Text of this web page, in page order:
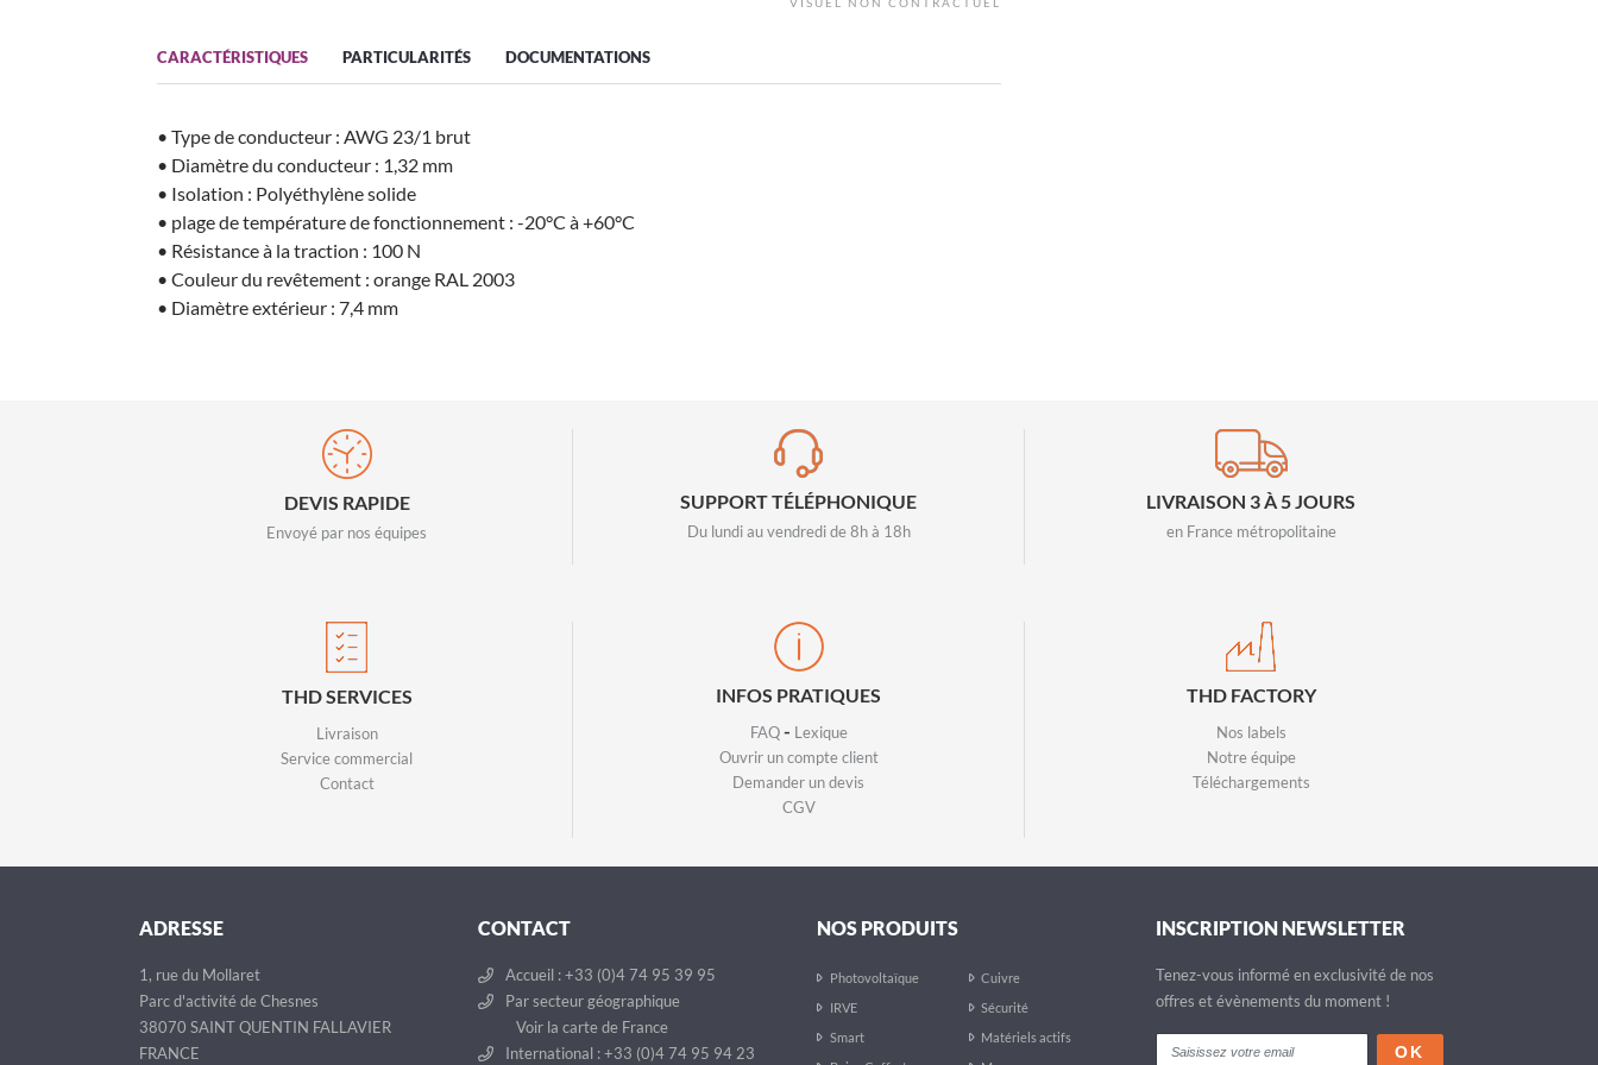
CARACTÉRISTIQUES PARTICULARITÉS DOCUMENTATIONS
• Type de conducteur : AWG 23/1 brut
• Diamètre du conducteur : 1,32 mm
• Isolation : Polyéthylène solide
• plage de température de fonctionnement : -20°C à +60°C
• Résistance à la traction : 100 N
• Couleur du revêtement : orange RAL 2003
• Diamètre extérieur : 7,4 mm
DEVIS RAPIDE
Envoyé par nos équipes
SUPPORT TÉLÉPHONIQUE
Du lundi au vendredi de 8h à 18h
LIVRAISON 3 À 5 JOURS
en France métropolitaine
THD SERVICES
Livraison
Service commercial
Contact
INFOS PRATIQUES
FAQ- Lexique
Ouvrir un compte client
Demander un devis
CGV
THD FACTORY
Nos labels
Notre équipe
Téléchargements
ADRESSE
1, rue du Mollaret
Parc d'activité de Chesnes
38070 SAINT QUENTIN FALLAVIER
FRANCE
CONTACT
Accueil : +33 (0)4 74 95 39 95
Par secteur géographique
Voir la carte de France
International : +33 (0)4 74 95 94 23
NOS PRODUITS
Photovoltaïque
IRVE
Smart
Cuivre
Sécurité
Matériels actifs
INSCRIPTION NEWSLETTER
Tenez-vous informé en exclusivité de nos
offres et évènements du moment !